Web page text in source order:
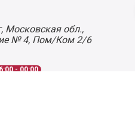
Московская обл.,
№ 4, Пом/Ком 2/6
- 00:00